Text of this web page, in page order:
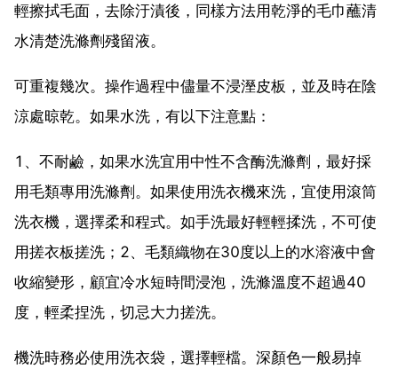
輕擦拭毛面，去除汙漬後，同樣方法用乾淨的毛巾蘸清
水清楚洗滌劑殘留液。
可重複幾次。操作過程中儘量不浸溼皮板，並及時在陰
涼處晾乾。如果水洗，有以下注意點：
1、不耐鹼，如果水洗宜用中性不含酶洗滌劑，最好採
用毛類專用洗滌劑。如果使用洗衣機來洗，宜使用滾筒
洗衣機，選擇柔和程式。如手洗最好輕輕揉洗，不可使
用搓衣板搓洗；2、毛類織物在30度以上的水溶液中會
收縮變形，顧宜冷水短時間浸泡，洗滌溫度不超過40
度，輕柔捏洗，切忌大力搓洗。
機洗時務必使用洗衣袋，選擇輕檔。深顏色一般易掉